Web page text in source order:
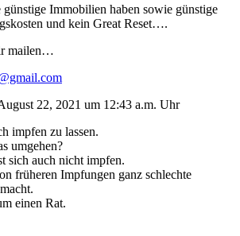
Immobilien haben sowie günstige
und kein Great Reset….
mailen…
22, 2021 um 12:43 a.m. Uhr
impfen zu lassen.
umgehen?
sich auch nicht impfen.
früheren Impfungen ganz schlechte
einen Rat.